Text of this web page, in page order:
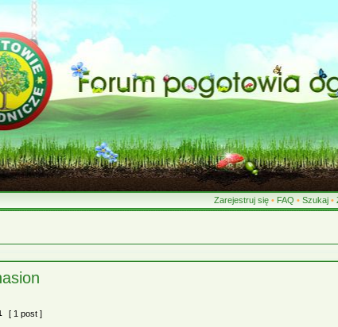
Zarejestruj się • FAQ • Szukaj •
[ 1 post ]